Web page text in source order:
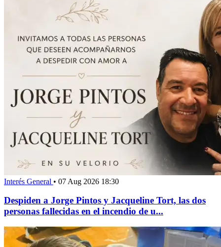
Interés General • 07 Aug 2026 18:30
Despiden a Jorge Pintos y Jacqueline Tort, las dos
personas fallecidas en el incendio de u...